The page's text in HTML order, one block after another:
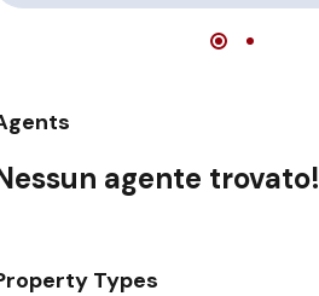
agente trovato!
Types